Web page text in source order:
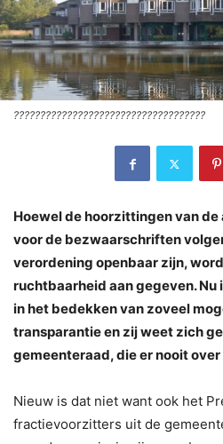
????????????????????????????????????
Hoewel de hoorzittingen van
voor de bezwaarschriften
verordening openbaar zijn,
ruchtbaarheid aan gegeven.
in het bedekken van zoveel
transparantie en zij weet zich
gemeenteraad, die er nooit
Nieuw is dat niet want ook het
fractievoorzitters uit de